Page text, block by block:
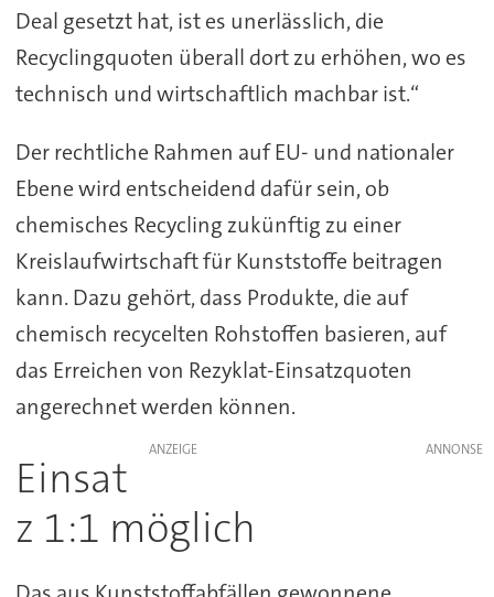
Deal gesetzt hat, ist es unerlässlich, die
Recyclingquoten überall dort zu erhöhen, wo es
technisch und wirtschaftlich machbar ist.“
Der rechtliche Rahmen auf EU- und nationaler
Ebene wird entscheidend dafür sein, ob
chemisches Recycling zukünftig zu einer
Kreislaufwirtschaft für Kunststoffe beitragen
kann. Dazu gehört, dass Produkte, die auf
chemisch recycelten Rohstoffen basieren, auf
das Erreichen von Rezyklat-Einsatzquoten
angerechnet werden können.
ANZEIGE
Einsat
z 1:1 möglich